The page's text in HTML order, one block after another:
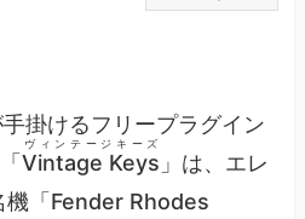
掛けるフリープラグイン
Vintage Keys
ヴィンテージキーズ
」は、エレ
機「Fender Rhodes